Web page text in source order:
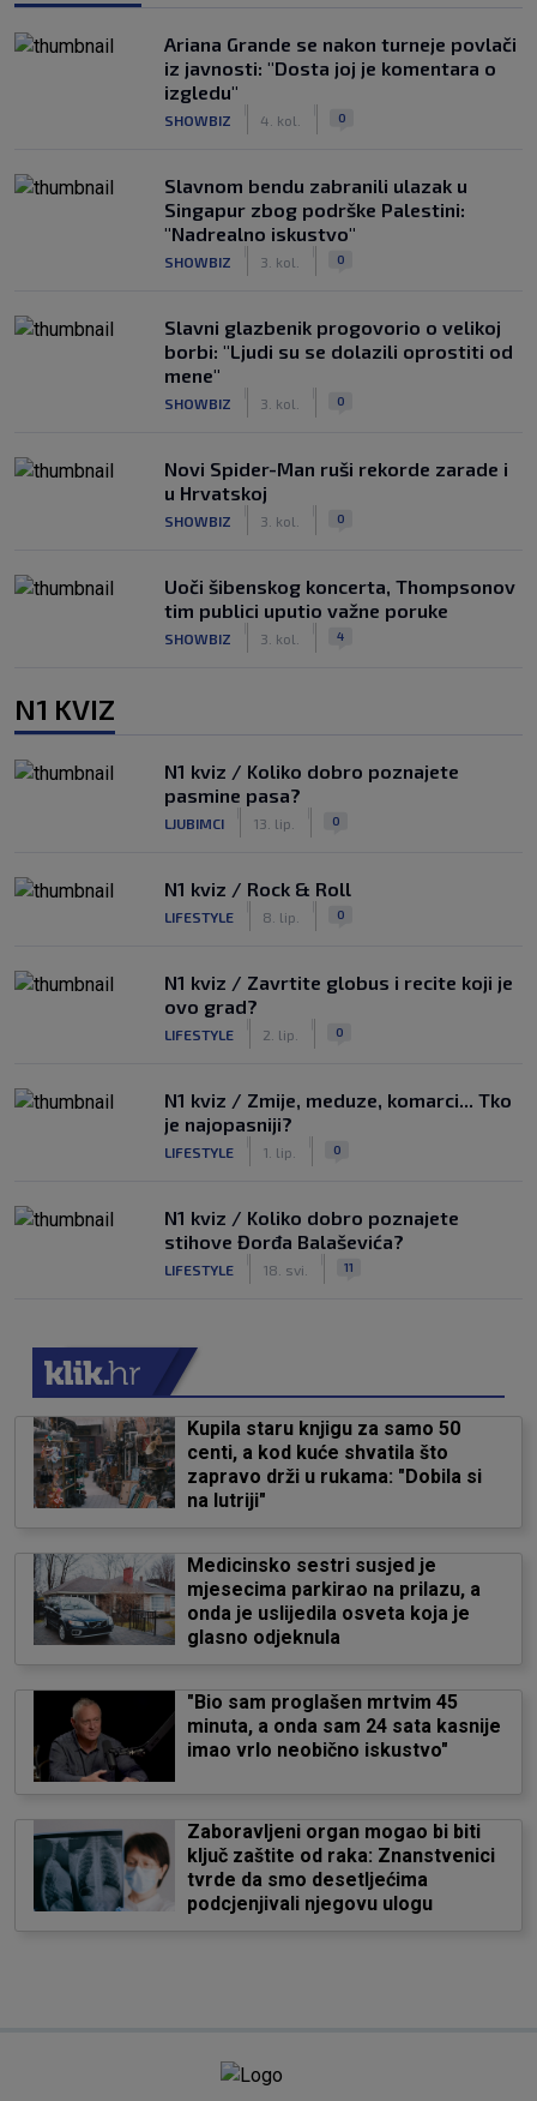
Ariana Grande se nakon turneje povlači
iz javnosti: "Dosta joj je komentara o
izgledu"
SHOWBIZ 4. kol. 0
Slavnom bendu zabranili ulazak u
Singapur zbog podrške Palestini:
"Nadrealno iskustvo"
SHOWBIZ 3. kol. 0
Slavni glazbenik progovorio o velikoj
borbi: "Ljudi su se dolazili oprostiti od
mene"
SHOWBIZ 3. kol. 0
Novi Spider-Man ruši rekorde zarade i
u Hrvatskoj
SHOWBIZ 3. kol. 0
Uoči šibenskog koncerta, Thompsonov
tim publici uputio važne poruke
SHOWBIZ 3. kol. 4
N1 KVIZ
N1 kviz / Koliko dobro poznajete
pasmine pasa?
LJUBIMCI 13. lip. 0
N1 kviz / Rock & Roll
LIFESTYLE 8. lip. 0
N1 kviz / Zavrtite globus i recite koji je
ovo grad?
LIFESTYLE 2. lip. 0
N1 kviz / Zmije, meduze, komarci... Tko
je najopasniji?
LIFESTYLE 1. lip. 0
N1 kviz / Koliko dobro poznajete
stihove Đorđa Balaševića?
LIFESTYLE 18. svi. 11
Kupila staru knjigu za samo 50
centi, a kod kuće shvatila što
zapravo drži u rukama: "Dobila si
na lutriji"
Medicinsko sestri susjed je
mjesecima parkirao na prilazu, a
onda je uslijedila osveta koja je
glasno odjeknula
"Bio sam proglašen mrtvim 45
minuta, a onda sam 24 sata kasnije
imao vrlo neobično iskustvo"
Zaboravljeni organ mogao bi biti
ključ zaštite od raka: Znanstvenici
tvrde da smo desetljećima
podcjenjivali njegovu ulogu